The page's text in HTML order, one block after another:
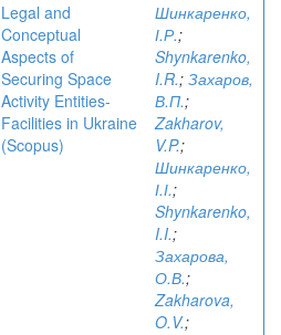
Legal and
Conceptual
Aspects of
Securing Space
Activity Entities-
Facilities in Ukraine
(Scopus)
Шинкаренко,
І.Р.;
Shynkarenko,
I.R.; Захаров,
В.П.;
Zakharov,
V.P.;
Шинкаренко,
І.І.;
Shynkarenko,
I.I.;
Захарова,
О.В.;
Zakharova,
O.V.;